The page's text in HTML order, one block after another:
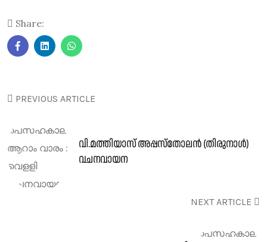
Share:
PREVIOUS ARTICLE
വി.മത്തിയാസ് അപ്പസ്തോലൻ (തിരുനാൾ)
വചനവായന
NEXT ARTICLE